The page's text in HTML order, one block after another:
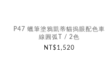
P47 蠟筆塗鴉凱蒂貓摀眼配色車
線圓弧T / 2色
NT$1,520